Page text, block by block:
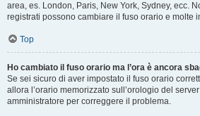
area, es. London, Paris, New York, Sydney, ecc.
registrati possono cambiare il fuso orario e molte
Top
Ho cambiato il fuso orario ma l’ora è ancora
Se sei sicuro di aver impostato il fuso orario
allora l’orario memorizzato sull’orologio del
amministratore per correggere il problema.